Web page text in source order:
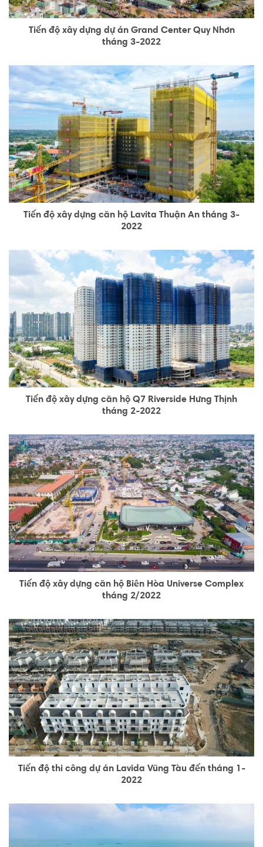
Tiến độ xây dựng dự án Grand Center Quy Nhơn
tháng 3-2022
Tiến độ xây dựng căn hộ Lavita Thuận An tháng 3-
2022
Tiến độ xây dựng căn hộ Q7 Riverside Hưng Thịnh
tháng 2-2022
Tiến độ xây dựng căn hộ Biên Hòa Universe Complex
tháng 2/2022
Tiến độ thi công dự án Lavida Vũng Tàu đến tháng 1-
2022